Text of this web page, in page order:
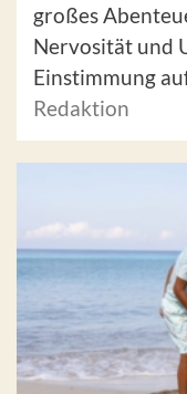
großes
Nervosität und
Einstimmung
Redaktion